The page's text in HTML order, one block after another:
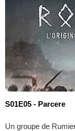
S01E05 - Parcere
Un groupe de